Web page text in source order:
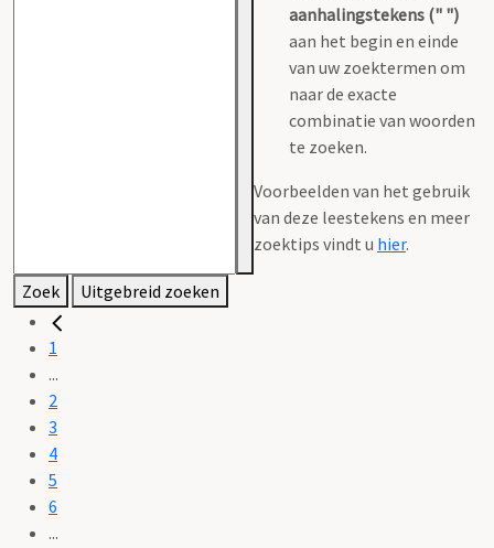
aanhalingstekens (" ")
aan het begin en einde
van uw zoektermen om
naar de exacte
combinatie van woorden
te zoeken.
Voorbeelden van het gebruik
van deze leestekens en meer
zoektips vindt u hier.
Zoek Uitgebreid zoeken
1
...
2
3
4
5
6
...